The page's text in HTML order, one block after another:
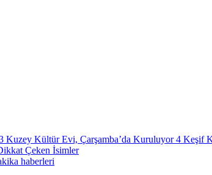
Kuzey Kültür Evi, Çarşamba’da Kuruluyor 4 Keşif
Çeken İsimler